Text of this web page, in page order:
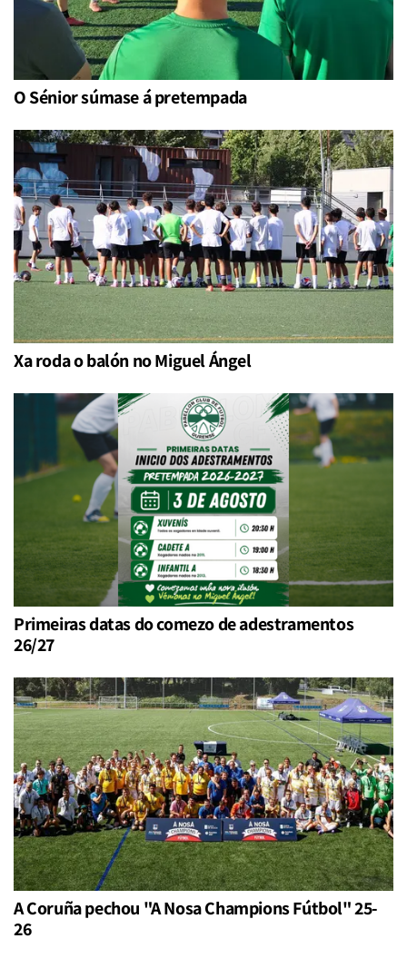
O Sénior súmase á pretempada
Xa roda o balón no Miguel Ángel
Primeiras datas do comezo de adestramentos
26/27
A Coruña pechou "A Nosa Champions Fútbol" 25-
26